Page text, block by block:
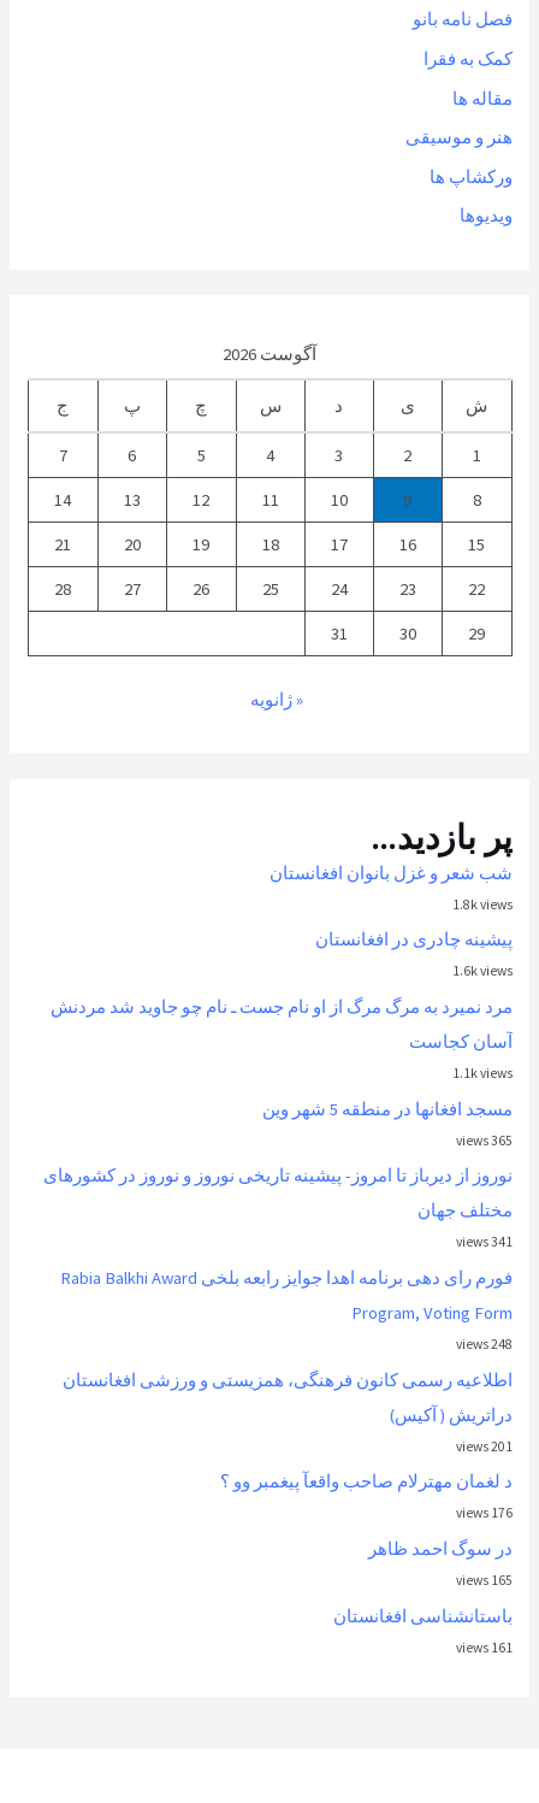
فصل نامه بانو
کمک به فقرا
مقاله ها
هنر و موسیقی
ورکشاپ ها
ویدیوها
آگوست 2026
ش ی د س چ پ ج
1
2
3
4
5
6
7
8
9
10
11
12
13
14
15
16
17
18
19
20
21
22
23
24
25
26
27
28
29
30
31
« ژانویه
پر بازدید...
شب شعر و غزل بانوان افغانستان
1.8k views
پیشینه چادری در افغانستان
1.6k views
مرد نمیرد به مرگ مرگ از او نام جست ـ نام چو جاوید شد مردنش
آسان کجاست
1.1k views
مسجد افغانها در منطقه 5 شهر وین
365 views
نوروز از ديرباز تا امروز- پیشینه تاریخی نوروز و نوروز در کشورهای
مختلف جهان
341 views
فورم رای دهی برنامه اهدا جوایز رابعه بلخی Rabia Balkhi Award
Program, Voting Form
248 views
اطلاعیه رسمی کانون فرهنگی، همزیستی و ورزشی افغانستان
دراتریش ( آکیس)
201 views
د لغمان مهترلام صاحب واقعآ پیغمبر وو ؟
176 views
در سوگ احمد ظاهر
165 views
باستانشناسی افغانستان
161 views